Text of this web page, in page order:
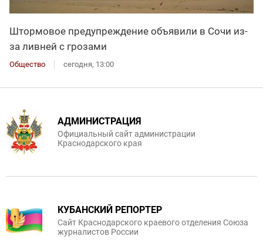
Штормовое предупреждение объявили в Сочи из-
за ливней с грозами
Общество сегодня, 13:00
АДМИНИСТРАЦИЯ
Официальный сайт администрации
Краснодарского края
КУБАНСКИЙ РЕПОРТЕР
Сайт Краснодарского краевого отделения Союза
журналистов России